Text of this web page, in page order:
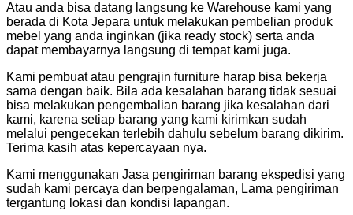
Atau anda bisa datang langsung ke Warehouse kami yang
berada di Kota Jepara untuk melakukan pembelian produk
mebel yang anda inginkan (jika ready stock) serta anda
dapat membayarnya langsung di tempat kami juga.
Kami pembuat atau pengrajin furniture harap bisa bekerja
sama dengan baik. Bila ada kesalahan barang tidak sesuai
bisa melakukan pengembalian barang jika kesalahan dari
kami, karena setiap barang yang kami kirimkan sudah
melalui pengecekan terlebih dahulu sebelum barang dikirim.
Terima kasih atas kepercayaan nya.
Kami menggunakan Jasa pengiriman barang ekspedisi yang
sudah kami percaya dan berpengalaman, Lama pengiriman
tergantung lokasi dan kondisi lapangan.